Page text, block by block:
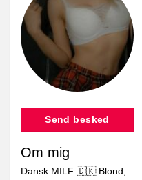
Send besked
Om mig
Dansk MILF 🇩🇰 Blond,